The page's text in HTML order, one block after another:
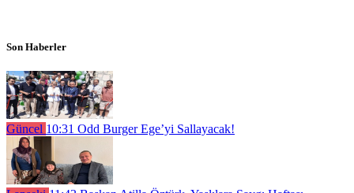
Son Haberler
Güncel 10:31 Odd Burger Ege’yi Sallayacak!